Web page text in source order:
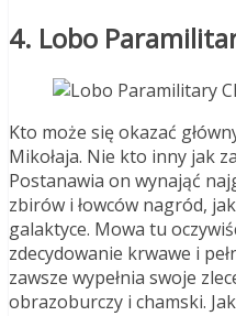
4. Lobo
Kto może się okazać
Mikołaja. Nie kto inny jak
Postanawia on wynająć
zbirów i łowców nagród,
galaktyce. Mowa tu
zdecydowanie krwawe i
zawsze wypełnia swoje
obrazoburczy i chamski.